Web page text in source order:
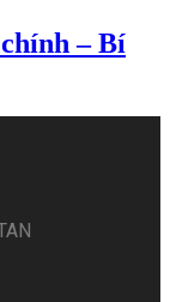
– Bí